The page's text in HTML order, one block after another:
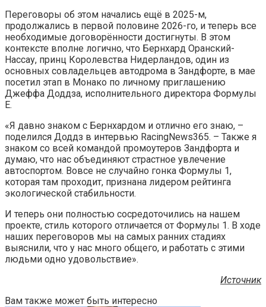
Переговоры об этом начались ещё в 2025-м,
продолжались в первой половине 2026-го, и теперь все
необходимые договорённости достигнуты. В этом
контексте вполне логично, что Бернхард Оранский-
Нассау, принц Королевства Нидерландов, один из
основных совладельцев автодрома в Зандфорте, в мае
посетил этап в Монако по личному приглашению
Джеффа Доддза, исполнительного директора Формулы
E.
«Я давно знаком с Бернхардом и отлично его знаю, –
поделился Доддз в интервью RacingNews365. – Также я
знаком со всей командой промоутеров Зандфорта и
думаю, что нас объединяют страстное увлечение
автоспортом. Вовсе не случайно гонка Формулы 1,
которая там проходит, признана лидером рейтинга
экологической стабильности.
И теперь они полностью сосредоточились на нашем
проекте, стиль которого отличается от Формулы 1. В ходе
наших переговоров мы на самых ранних стадиях
выяснили, что у нас много общего, и работать с этими
людьми одно удовольствие».
Источник
Вам также может быть интересно